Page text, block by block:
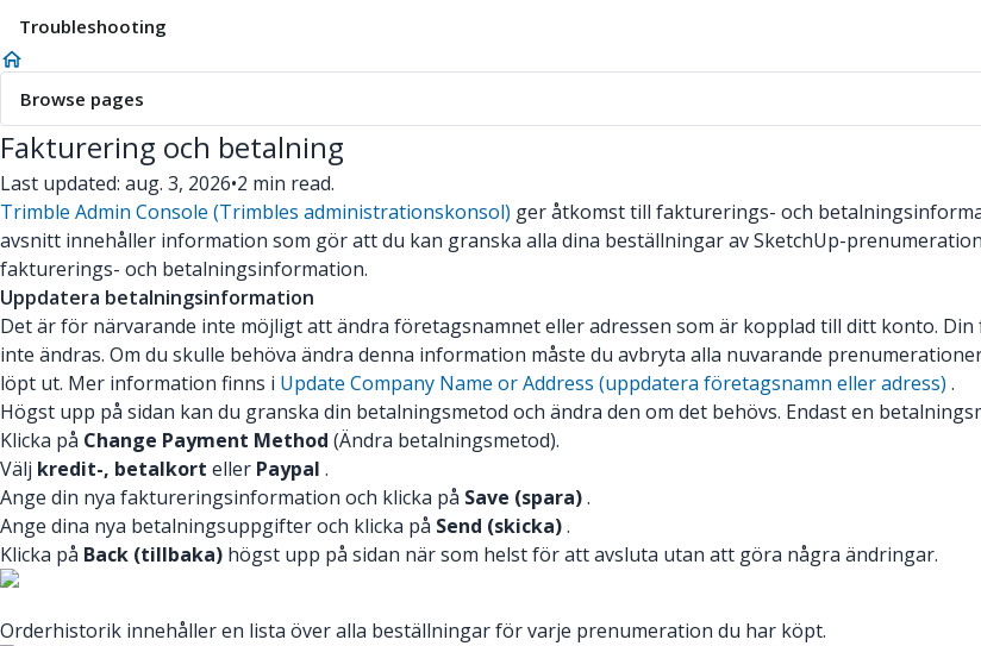
Troubleshooting
Browse pages
Fakturering och betalning
Last updated: aug. 3, 2026•2 min read.
Trimble Admin Console (Trimbles administrationskonsol) ger åtkomst till fakturerings- och
avsnitt innehåller information som gör att du kan granska alla dina beställningar av SketchUp-
fakturerings- och betalningsinformation.
Uppdatera betalningsinformation
Det är för närvarande inte möjligt att ändra företagsnamnet eller adressen som är kopplad till ditt konto.
inte ändras. Om du skulle behöva ändra denna information måste du avbryta alla nuvarande
löpt ut. Mer information finns i Update Company Name or Address (uppdatera företagsnamn eller adress) .
Högst upp på sidan kan du granska din betalningsmetod och ändra den om det behövs. Endast en
Klicka på Change Payment Method (Ändra betalningsmetod).
Välj kredit-, betalkort eller Paypal .
Ange din nya faktureringsinformation och klicka på Save (spara).
Ange dina nya betalningsuppgifter och klicka på Send (skicka).
Klicka på Back (tillbaka) högst upp på sidan när som helst för att avsluta utan att göra några ändringar.
Orderhistorik innehåller en lista över alla beställningar för varje prenumeration du har köpt.